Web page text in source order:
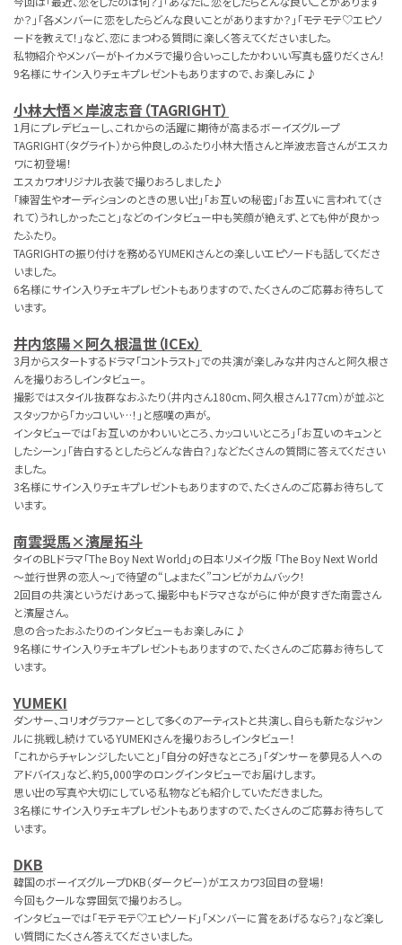
か？」「各メンバーに恋をしたらどんな良いことがありますか？」「モテモテ♡エピソ
ードを教えて！」など、恋にまつわる質問に楽しく答えてくださいました。
私物紹介やメンバーがトイカメラで撮り合いっこしたかわいい写真も盛りだくさん！
9名様にサイン入りチェキプレゼントもありますので、お楽しみに♪
小林大悟×岸波志音（TAGRIGHT）
1月にプレデビューし、これからの活躍に期待が高まるボーイズグループ
TAGRIGHT（タグライト）から仲良しのふたり小林大悟さんと岸波志音さんがエスカ
ワに初登場！
エスカワオリジナル衣装で撮りおろしました♪
「練習生やオーディションのときの思い出」「お互いの秘密」「お互いに言われて（さ
れて）うれしかったこと」などのインタビュー中も笑顔が絶えず、とても仲が良かっ
たふたり。
TAGRIGHTの振り付けを務めるYUMEKIさんとの楽しいエピソードも話してくださ
いました。
6名様にサイン入りチェキプレゼントもありますので、たくさんのご応募お待ちして
います。
井内悠陽×阿久根温世（ICEx）
3月からスタートするドラマ「コントラスト」での共演が楽しみな井内さんと阿久根さ
んを撮りおろしインタビュー。
撮影ではスタイル抜群なおふたり（井内さん180cm、阿久根さん177cm）が並ぶと
スタッフから「カッコいい…！」と感嘆の声が。
インタビューでは「お互いのかわいいところ、カッコいいところ」「お互いのキュンと
したシーン」「告白するとしたらどんな告白？」などたくさんの質問に答えてください
ました。
3名様にサイン入りチェキプレゼントもありますので、たくさんのご応募お待ちして
います。
南雲奨馬×濱屋拓斗
タイのBLドラマ「The Boy Next World」の日本リメイク版 「The Boy Next World
〜並行世界の恋人〜」で待望の“しょまたく”コンビがカムバック！
2回目の共演というだけあって、撮影中もドラマさながらに仲が良すぎた南雲さん
と濱屋さん。
息の合ったおふたりのインタビューもお楽しみに♪
9名様にサイン入りチェキプレゼントもありますので、たくさんのご応募お待ちして
います。
YUMEKI
ダンサー、コリオグラファーとして多くのアーティストと共演し、自らも新たなジャン
ルに挑戦し続けているYUMEKIさんを撮りおろしインタビュー！
「これからチャレンジしたいこと」「自分の好きなところ」「ダンサーを夢見る人への
アドバイス」など、約5,000字のロングインタビューでお届けします。
思い出の写真や大切にしている私物なども紹介していただきました。
3名様にサイン入りチェキプレゼントもありますので、たくさんのご応募お待ちして
います。
DKB
韓国のボーイズグループDKB（ダークビー）がエスカワ3回目の登場！
今回もクールな雰囲気で撮りおろし。
インタビューでは「モテモテ♡エピソード」「メンバーに賞をあげるなら？」など楽し
い質問にたくさん答えてくださいました。